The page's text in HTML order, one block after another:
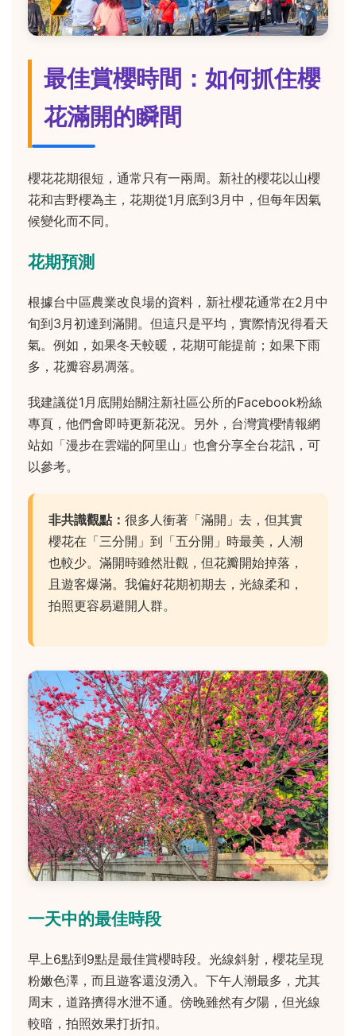
最佳賞櫻時間：如何抓住櫻
花滿開的瞬間
櫻花花期很短，通常只有一兩周。新社的櫻花以山櫻
花和吉野櫻為主，花期從1月底到3月中，但每年因氣
候變化而不同。
花期預測
根據台中區農業改良場的資料，新社櫻花通常在2月中
旬到3月初達到滿開。但這只是平均，實際情況得看天
氣。例如，如果冬天較暖，花期可能提前；如果下雨
多，花瓣容易凋落。
我建議從1月底開始關注新社區公所的Facebook粉絲
專頁，他們會即時更新花況。另外，台灣賞櫻情報網
站如「漫步在雲端的阿里山」也會分享全台花訊，可
以參考。
非共識觀點： 很多人衝著「滿開」去，但其實
櫻花在「三分開」到「五分開」時最美，人潮
也較少。滿開時雖然壯觀，但花瓣開始掉落，
且遊客爆滿。我偏好花期初期去，光線柔和，
拍照更容易避開人群。
一天中的最佳時段
早上6點到9點是最佳賞櫻時段。光線斜射，櫻花呈現
粉嫩色澤，而且遊客還沒湧入。下午人潮最多，尤其
周末，道路擠得水泄不通。傍晚雖然有夕陽，但光線
較暗，拍照效果打折扣。